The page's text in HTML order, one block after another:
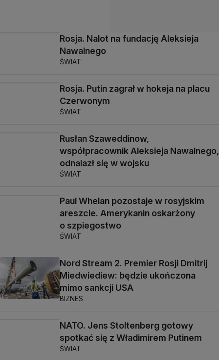
Rosja. Nalot na fundację Aleksieja
Nawalnego
ŚWIAT
Rosja. Putin zagrał w hokeja na placu
Czerwonym
ŚWIAT
Rusłan Szaweddinow,
współpracownik Aleksieja Nawalnego,
odnalazł się w wojsku
ŚWIAT
Paul Whelan pozostaje w rosyjskim
areszcie. Amerykanin oskarżony
o szpiegostwo
ŚWIAT
Nord Stream 2. Premier Rosji Dmitrij
Miedwiediew: będzie ukończona
mimo sankcji USA
BIZNES
NATO. Jens Stoltenberg gotowy
spotkać się z Władimirem Putinem
ŚWIAT